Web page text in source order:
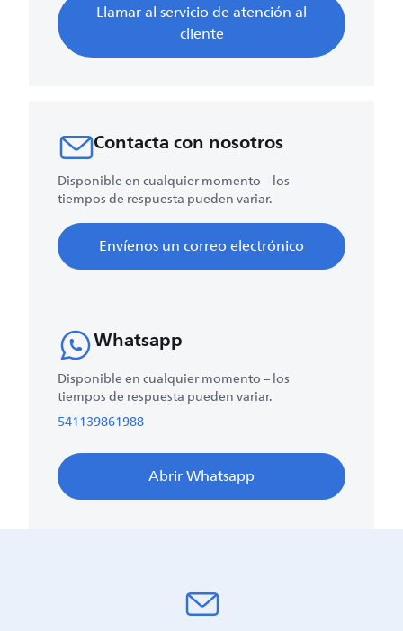
Llamar al servicio de atención al
cliente
Contacta con nosotros
Disponible en cualquier momento – los
tiempos de respuesta pueden variar.
Envíenos un correo electrónico
Whatsapp
Disponible en cualquier momento – los
tiempos de respuesta pueden variar.
541139861988
Abrir Whatsapp